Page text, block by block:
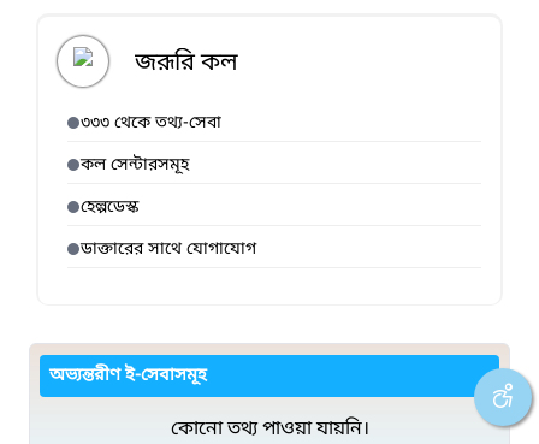
জরূরি কল
৩৩৩ থেকে তথ্য-সেবা
কল সেন্টারসমূহ
হেল্পডেস্ক
ডাক্তারের সাথে যোগাযোগ
অভ্যন্তরীণ ই-সেবাসমূহ
কোনো তথ্য পাওয়া যায়নি।